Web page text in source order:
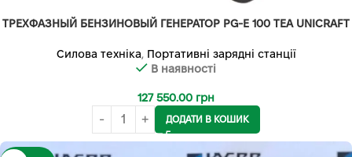
ТРЕХФАЗНЫЙ БЕНЗИНОВЫЙ ГЕНЕРАТОР PG-E 100 TEA UNICRAFT
Силова техніка, Портативні зарядні станції
В наявності
127 550.00 грн
ДОДАТИ В КОШИК